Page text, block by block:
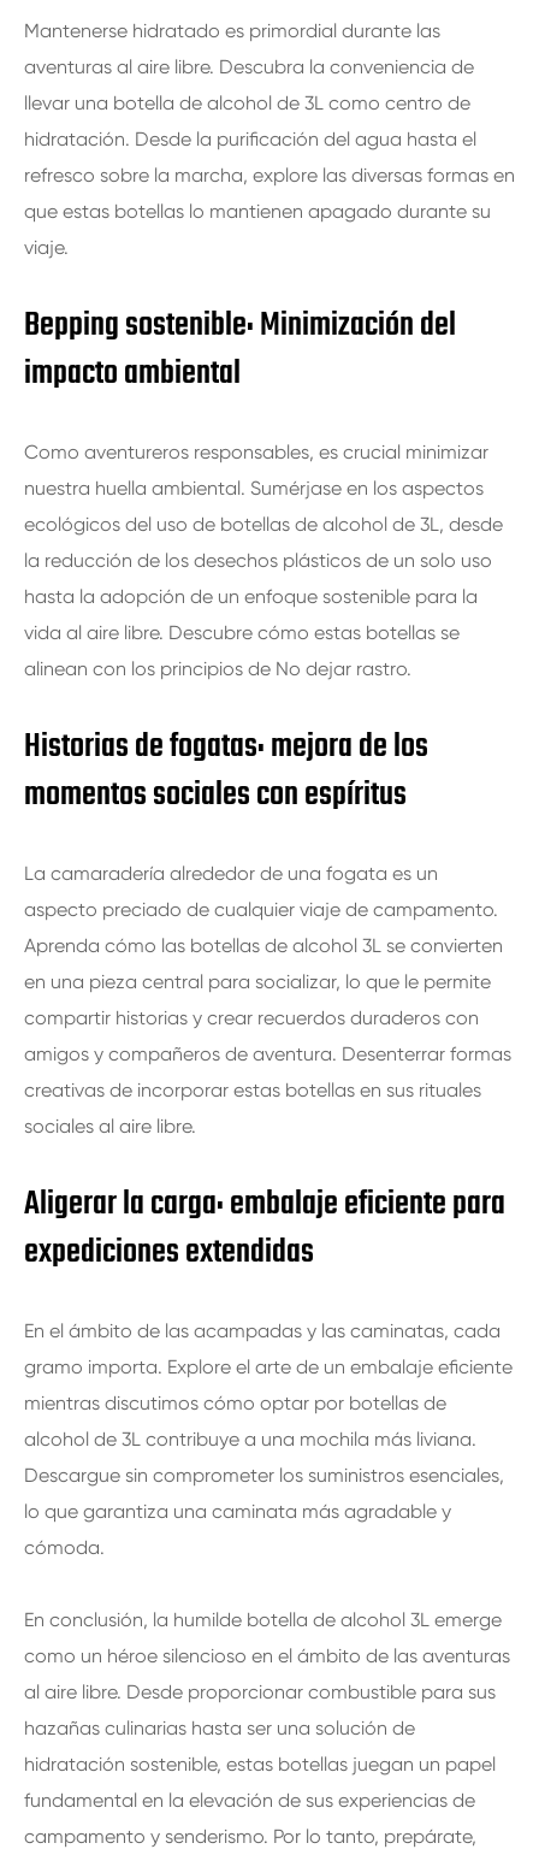
Mantenerse hidratado es primordial durante las
aventuras al aire libre. Descubra la conveniencia de
llevar una botella de alcohol de 3L como centro de
hidratación. Desde la purificación del agua hasta el
refresco sobre la marcha, explore las diversas formas en
que estas botellas lo mantienen apagado durante su
viaje.
Bepping sostenible: Minimización del
impacto ambiental
Como aventureros responsables, es crucial minimizar
nuestra huella ambiental. Sumérjase en los aspectos
ecológicos del uso de botellas de alcohol de 3L, desde
la reducción de los desechos plásticos de un solo uso
hasta la adopción de un enfoque sostenible para la
vida al aire libre. Descubre cómo estas botellas se
alinean con los principios de No dejar rastro.
Historias de fogatas: mejora de los
momentos sociales con espíritus
La camaradería alrededor de una fogata es un
aspecto preciado de cualquier viaje de campamento.
Aprenda cómo las botellas de alcohol 3L se convierten
en una pieza central para socializar, lo que le permite
compartir historias y crear recuerdos duraderos con
amigos y compañeros de aventura. Desenterrar formas
creativas de incorporar estas botellas en sus rituales
sociales al aire libre.
Aligerar la carga: embalaje eficiente para
expediciones extendidas
En el ámbito de las acampadas y las caminatas, cada
gramo importa. Explore el arte de un embalaje eficiente
mientras discutimos cómo optar por botellas de
alcohol de 3L contribuye a una mochila más liviana.
Descargue sin comprometer los suministros esenciales,
lo que garantiza una caminata más agradable y
cómoda.
En conclusión, la humilde botella de alcohol 3L emerge
como un héroe silencioso en el ámbito de las aventuras
al aire libre. Desde proporcionar combustible para sus
hazañas culinarias hasta ser una solución de
hidratación sostenible, estas botellas juegan un papel
fundamental en la elevación de sus experiencias de
campamento y senderismo. Por lo tanto, prepárate,